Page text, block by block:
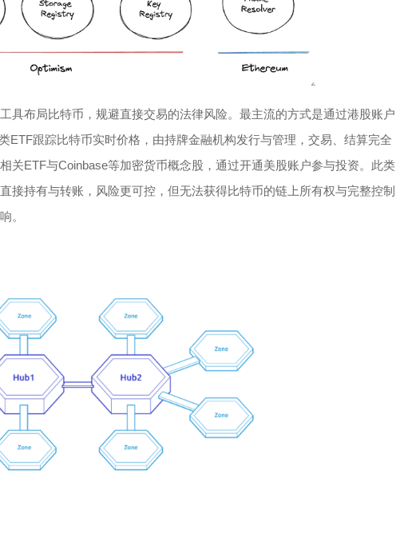
具布局比特币，规避直接交易的法律风险。最主流的方式是通过港股账户
ETF跟踪比特币实时价格，由持牌金融机构发行与管理，交易、结算完全
关ETF与Coinbase等加密货币概念股，通过开通美股账户参与投资。此类
接持有与转账，风险更可控，但无法获得比特币的链上所有权与完整控制
。